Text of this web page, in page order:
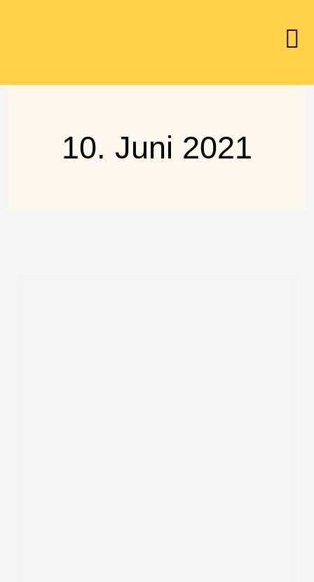
10. Juni 2021